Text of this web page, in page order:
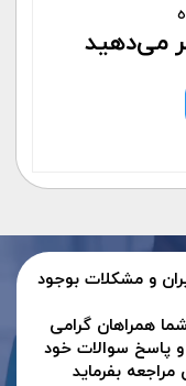
می‌دهید
و مشکلات بوجود
همراهان گرامی
پاسخ سوالات خود
مراجعه بفرماید